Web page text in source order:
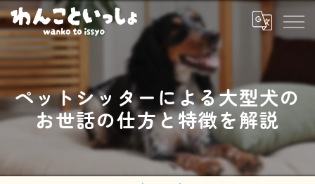
ペットシッターによる大型犬の
お世話の仕方と特徴を解説